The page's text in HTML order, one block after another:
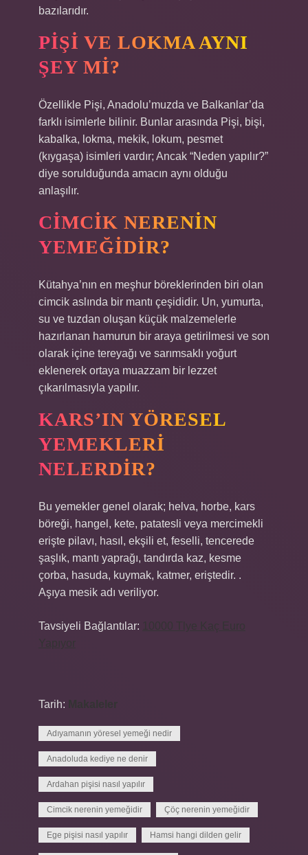
bazılarıdır.
PIŞI VE LOKMA AYNI
ŞEY MI?
Özellikle Pişi, Anadolu’muzda ve Balkanlar’da
farklı isimlerle bilinir. Bunlar arasında Pişi, bişi,
kabalka, lokma, mekik, lokum, pesmet
(kıygaşa) isimleri vardır; Ancak “Neden yapılır?”
diye sorulduğunda amacın aynı olduğu
anlaşılır.
CIMCIK NERENIN
YEMEĞIDIR?
Kütahya’nın en meşhur böreklerinden biri olan
cimcik aslında bir mantı çeşididir. Un, yumurta,
su ve tuzdan oluşan küçük malzemelerle
hazırlanan hamurun bir araya getirilmesi ve son
olarak içine tereyağı ve sarımsaklı yoğurt
eklenerek ortaya muazzam bir lezzet
çıkarılmasıyla yapılır.
KARS’IN YÖRESEL
YEMEKLERI
NELERDIR?
Bu yemekler genel olarak; helva, horbe, kars
böreği, hangel, kete, patatesli veya mercimekli
erişte pilavı, hasıl, ekşili et, feselli, tencerede
şaşlık, mantı yaprağı, tandırda kaz, kesme
çorba, hasuda, kuymak, katmer, eriştedir. .
Aşıya mesik adı veriliyor.
Tavsiyeli Bağlantılar:
Tarih:
Adıyamanın yöresel yemeği nedir
Anadoluda kediye ne denir
Ardahan pişisi nasıl yapılır
Cimcik nerenin yemeğidir Çöç nerenin yemeğidir
Ege pişisi nasıl yapılır Hamsi hangi dilden gelir